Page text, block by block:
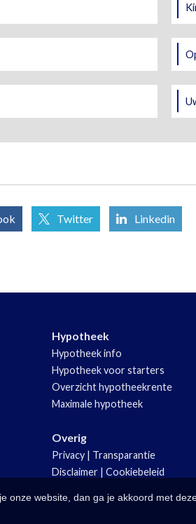
onze website, dan ga je akkoord met
Twitter Linkedin
Hypotheek
Hypotheek info
Hypotheek voor starters
Overzicht hypotheekrente
Maximale hypotheek
Overig
Privacy | Transparantie
Disclaimer | Cookiebeleid